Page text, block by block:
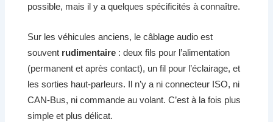
possible, mais il y a quelques spécificités à connaître.
Sur les véhicules anciens, le câblage audio est
souvent rudimentaire : deux fils pour l’alimentation
(permanent et après contact), un fil pour l’éclairage, et
les sorties haut-parleurs. Il n’y a ni connecteur ISO, ni
CAN-Bus, ni commande au volant. C’est à la fois plus
simple et plus délicat.